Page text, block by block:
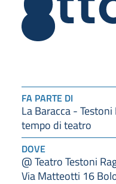
FA PARTE DI
La Baracca - Testoni
tempo di teatro
DOVE
@ Teatro Testoni
Via Matteotti 16